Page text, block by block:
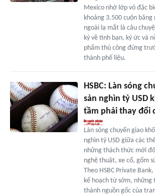
Mexico nhờ lớp vỏ đặc
khoảng 3.500 cuộn
ngoài lạ mắt là câu
kỷ về tình bạn, ký ức và
phẩm thủ công đứng
thành phế liệu.
HSBC: Làn sóng
sản nghìn tỷ USD
tầm phải thay đổi
Làn sóng chuyển giao
nghìn tỷ USD giữa các
những thách thức mới
nghệ thuật, xe cổ, gốm
Theo HSBC Private
kế hoạch từ sớm, những
thành nguồn gốc của